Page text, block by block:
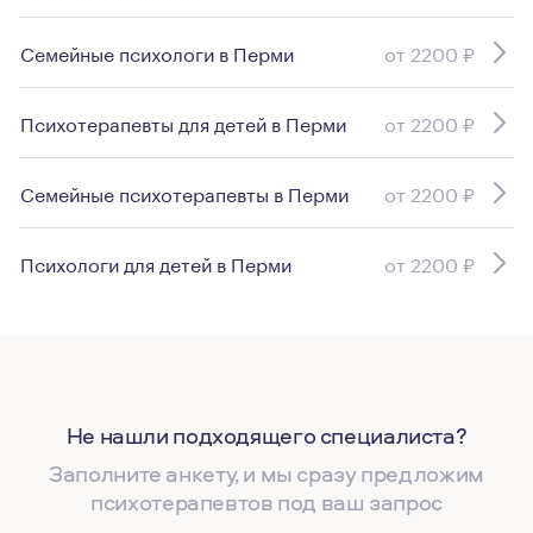
Семейные психологи в Перми от 2200 ₽
Психотерапевты для детей в Перми от 2200 ₽
Семейные психотерапевты в Перми от 2200 ₽
Психологи для детей в Перми от 2200 ₽
Не нашли подходящего специалиста?
Заполните анкету, и мы сразу предложим
психотерапевтов под ваш запрос